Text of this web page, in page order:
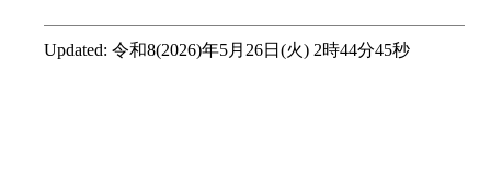
Updated: 令和8(2026)年5月26日(火) 2時44分45秒